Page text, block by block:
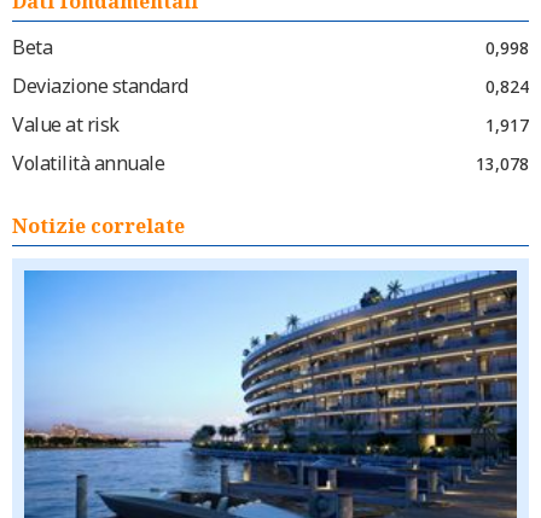
Beta
0,998
Deviazione standard 0,824
Value at risk 1,917
Volatilità annuale 13,078
Notizie correlate